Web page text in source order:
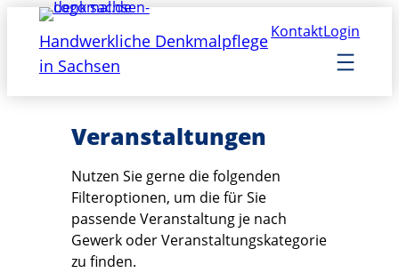
KontaktLogin
Handwerkliche Denkmalpflege
in Sachsen
Veranstaltungen
Nutzen Sie gerne die folgenden
Filteroptionen, um die für Sie
passende Veranstaltung je nach
Gewerk oder Veranstaltungskategorie
zu finden.